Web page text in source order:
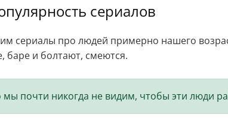
сериалов
сериалы про людей примерно нашего
баре и болтают, смеются.
почти никогда не видим, чтобы эти люди